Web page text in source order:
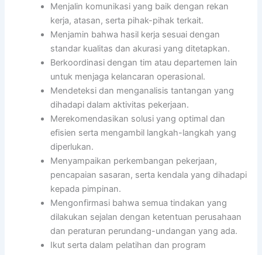
Menjalin komunikasi yang baik dengan rekan
kerja, atasan, serta pihak-pihak terkait.
Menjamin bahwa hasil kerja sesuai dengan
standar kualitas dan akurasi yang ditetapkan.
Berkoordinasi dengan tim atau departemen lain
untuk menjaga kelancaran operasional.
Mendeteksi dan menganalisis tantangan yang
dihadapi dalam aktivitas pekerjaan.
Merekomendasikan solusi yang optimal dan
efisien serta mengambil langkah-langkah yang
diperlukan.
Menyampaikan perkembangan pekerjaan,
pencapaian sasaran, serta kendala yang dihadapi
kepada pimpinan.
Mengonfirmasi bahwa semua tindakan yang
dilakukan sejalan dengan ketentuan perusahaan
dan peraturan perundang-undangan yang ada.
Ikut serta dalam pelatihan dan program